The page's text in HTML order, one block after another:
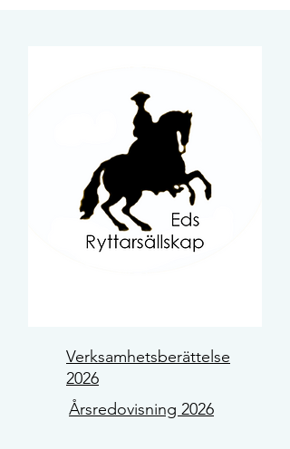
Verksamhetsberättelse
2026
Årsredovisning 2026